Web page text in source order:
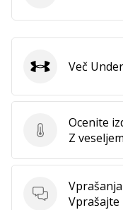
Ocenite izdelek
Ocenite
Z
Vprašanja
Vprašanja
Under Armour
Več